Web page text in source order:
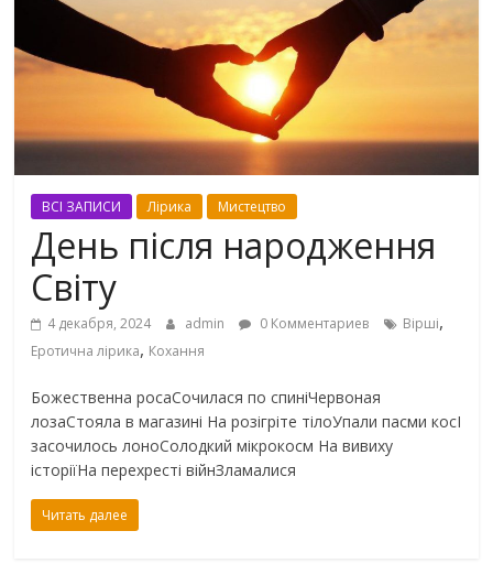
ВСІ ЗАПИСИ Лірика Мистецтво
День після народження
Світу
4 декабря, 2024 admin 0 Комментариев Вірші,
Еротична лірика, Кохання
Божественна росаСочилася по спиніЧервоная
лозаСтояла в магазині На розігріте тілоУпали пасми косІ
засочилось лоноСолодкий мікрокосм На вивиху
історіїНа перехресті війнЗламалися
Читать далее